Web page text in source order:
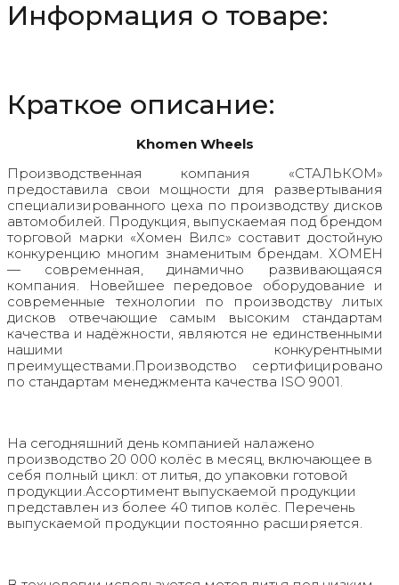
D66.6
Black
Информация о товаре:
Краткое описание:
Khomen Wheels
Производственная компания «СТАЛЬКОМ»
предоставила свои мощности для развертывания
специализированного цеха по производству дисков
автомобилей. Продукция, выпускаемая под брендом
торговой марки «Хомен Вилс» составит достойную
конкуренцию многим знаменитым брендам. ХОМЕН
— современная, динамично развивающаяся
компания. Новейшее передовое оборудование и
современные технологии по производству литых
дисков отвечающие самым высоким стандартам
качества и надёжности, являются не единственными
нашими конкурентными
преимуществами.Производство сертифицировано
по стандартам менеджмента качества ISO 9001.
На сегодняшний день компанией налажено
производство 20 000 колёс в месяц, включающее в
себя полный цикл: от литья, до упаковки готовой
продукции.Ассортимент выпускаемой продукции
представлен из более 40 типов колёс. Перечень
выпускаемой продукции постоянно расширяется.